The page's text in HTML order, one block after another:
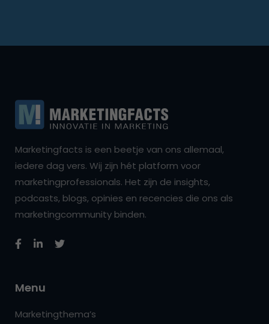
Marketingfacts is een beetje van ons allemaal,
iedere dag vers. Wij zijn hét platform voor
marketingprofessionals. Het zijn de insights,
podcasts, blogs, opinies en recencies die ons als
marketingcommunity binden.
Menu
Marketingthema’s